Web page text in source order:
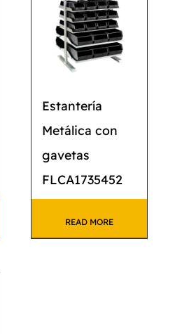
Estantería
Metálica con
gavetas
FLCA1735452
READ MORE